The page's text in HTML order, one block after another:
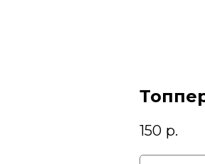
150 р.